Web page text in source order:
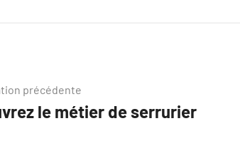
précédente
le métier de serrurier